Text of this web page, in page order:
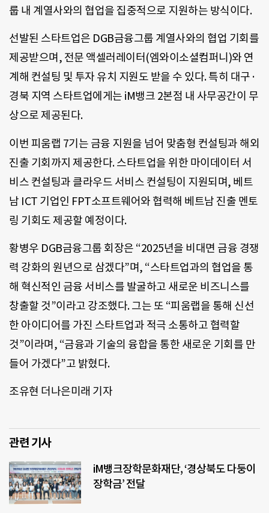
룹 내 계열사와의 협업을 집중적으로 지원하는 방식이다.
선발된 스타트업은 DGB금융그룹 계열사와의 협업 기회를
제공받으며, 전문 액셀러레이터(엠와이소셜컴퍼니)와 연
계해 컨설팅 및 투자 유치 지원도 받을 수 있다. 특히 대구·
경북 지역 스타트업에게는 iM뱅크 2본점 내 사무공간이 무
상으로 제공된다.
이번 피움랩 7기는 금융 지원을 넘어 맞춤형 컨설팅과 해외
진출 기회까지 제공한다. 스타트업을 위한 마이데이터 서
비스 컨설팅과 클라우드 서비스 컨설팅이 지원되며, 베트
남 ICT 기업인 FPT소프트웨어와 협력해 베트남 진출 멘토
링 기회도 제공할 예정이다.
황병우 DGB금융그룹 회장은 “2025년을 비대면 금융 경쟁
력 강화의 원년으로 삼겠다”며, “스타트업과의 협업을 통
해 혁신적인 금융 서비스를 발굴하고 새로운 비즈니스를
창출할 것”이라고 강조했다. 그는 또 “피움랩을 통해 신선
한 아이디어를 가진 스타트업과 적극 소통하고 협력할
것”이라며, “금융과 기술의 융합을 통한 새로운 기회를 만
들어 가겠다”고 밝혔다.
조유현 더나은미래 기자
관련 기사
iM뱅크장학문화재단, ‘경상북도 다둥이
장학금’ 전달